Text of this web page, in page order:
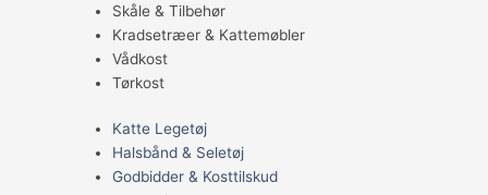
Skåle & Tilbehør
Kradsetræer & Kattemøbler
Vådkost
Tørkost
Katte Legetøj
Halsbånd & Seletøj
Godbidder & Kosttilskud